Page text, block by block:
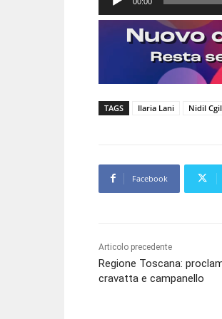
u
P
l TAGS Ilaria Lani Nidil Cgil
Facebook
Articolo precedente
Regione Toscana:
cravatta e campanello